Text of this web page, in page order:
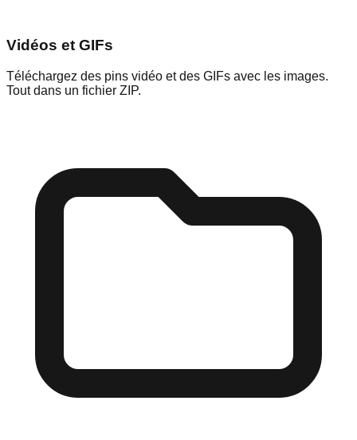
Vidéos et GIFs
Téléchargez des pins vidéo et des GIFs avec les images.
Tout dans un fichier ZIP.